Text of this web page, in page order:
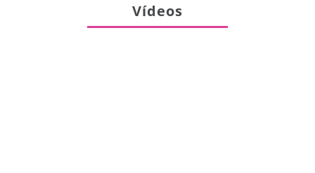
Vídeos